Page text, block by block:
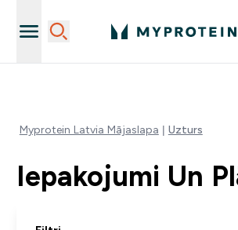
Myprotein Latvia Mājaslapa Uzturs
Iepakojumi Un